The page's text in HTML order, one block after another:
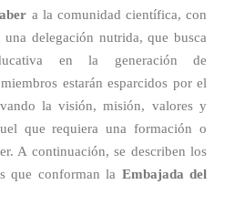
a la comunidad científica, con
delegación nutrida, que busca
en la generación de
estarán esparcidos por el
la visión, misión, valores y
que requiera una formación o
A continuación, se describen los
que conforman la Embajada del